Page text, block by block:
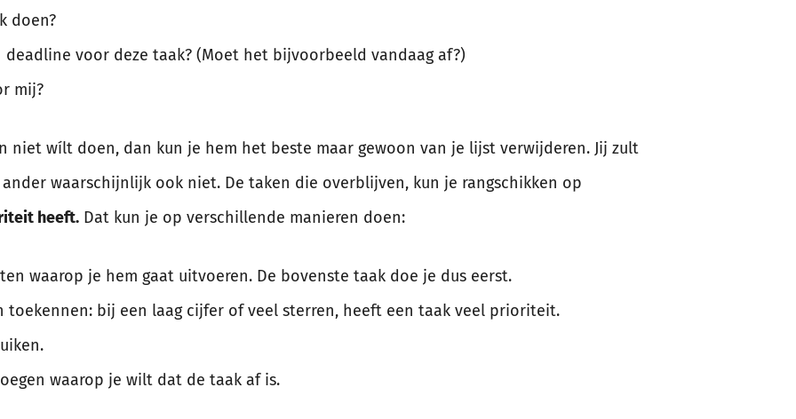
doen?
deadline voor deze taak? (Moet het bijvoorbeeld vandaag af?)
mij?
niet wílt doen, dan kun je hem het beste maar gewoon van je lijst verwijderen. Jij zult
waarschijnlijk ook niet. De taken die overblijven, kun je rangschikken op
heeft. Dat kun je op verschillende manieren doen:
waarop je hem gaat uitvoeren. De bovenste taak doe je dus eerst.
toekennen: bij een laag cijfer of veel sterren, heeft een taak veel prioriteit.
waarop je wilt dat de taak af is.